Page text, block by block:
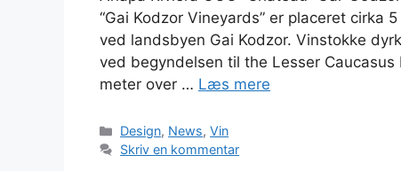
“Gai Kodzor Vineyards” er placeret
ved landsbyen Gai Kodzor. Vinstokke
ved begyndelsen til the Lesser
meter over … Læs mere
Kategorier
Design, News,Vin
Skriv en kommentar